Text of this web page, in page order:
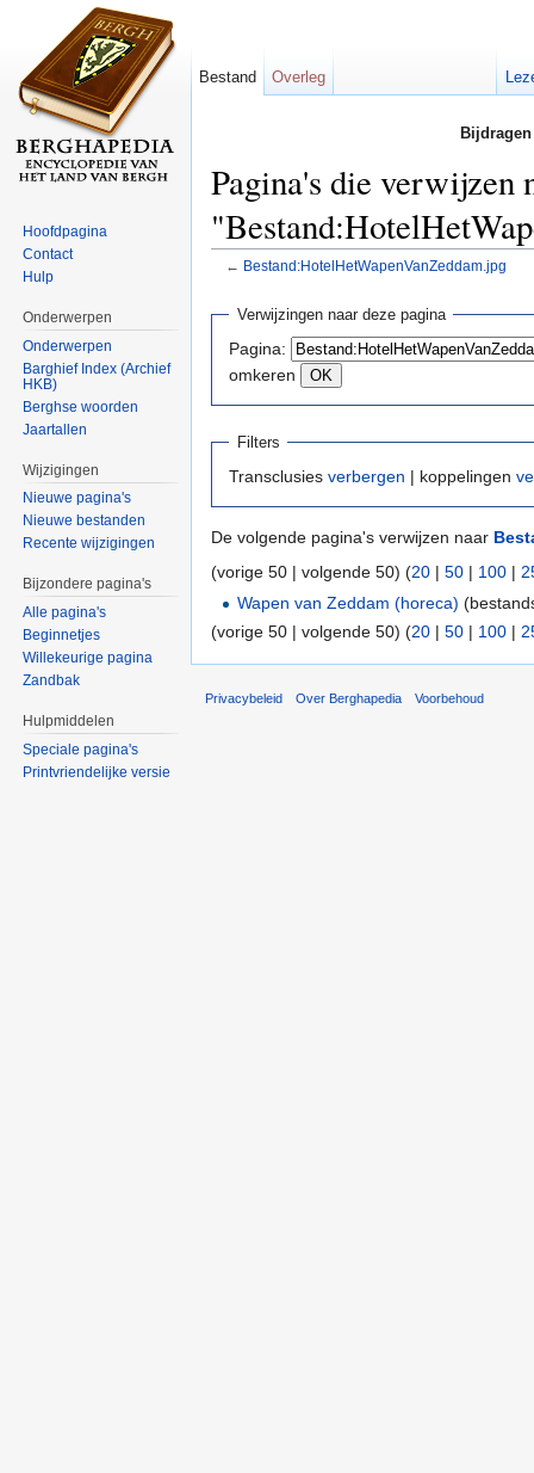
Pagina's die verwijzen
← Bestand:HotelHetWapenVanZeddam.jpg
Verwijzingen naar deze pagina
Pagina:
omkeren
Filters
Transclusies verbergen | koppelingen
De volgende pagina's verwijzen naar
(vorige 50 | volgende 50) (20 | 50 | 100 |
Wapen van Zeddam (horeca)
(vorige 50 | volgende 50) (20 | 50 | 100 |
Bestand Overleg
Hoofdpagina
Contact
Hulp
Onderwerpen
Onderwerpen
Barghief Index (Archief
HKB)
Berghse woorden
Jaartallen
Wijzigingen
Nieuwe pagina's
Nieuwe bestanden
Recente wijzigingen
Bijzondere pagina's
Alle pagina's
Beginnetjes
Willekeurige pagina
Zandbak
Hulpmiddelen
Speciale pagina's
Printvriendelijke versie
Privacybeleid Over Berghapedia Voorbehoud